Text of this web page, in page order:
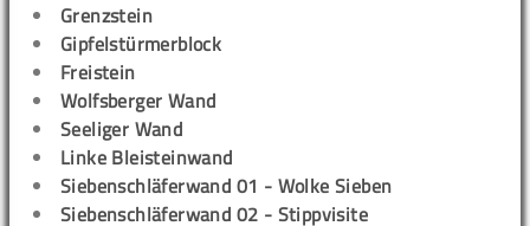
Grenzstein
Gipfelstürmerblock
Freistein
Wolfsberger Wand
Seeliger Wand
Linke Bleisteinwand
Siebenschläferwand 01 - Wolke Sieben
Siebenschläferwand 02 - Stippvisite